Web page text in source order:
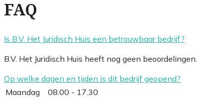
FAQ
Is B.V. Het Juridisch Huis een betrouwbaar bedrijf?
B.V. Het Juridisch Huis heeft nog geen beoordelingen.
Op welke dagen en tijden is dit bedrijf geopend?
Maandag
08.00 - 17.30